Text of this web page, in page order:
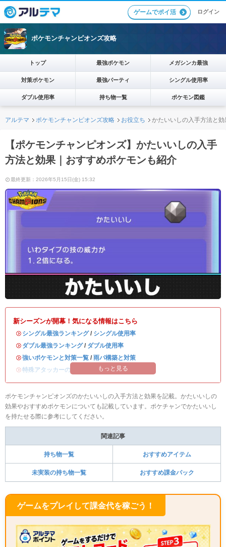
ゲームでポイ活 ログイン
ポケモンチャンピオンズ攻略
トップ 最強ポケモン メガシンカ最強
対策ポケモン 最強パーティ シングル使用率
ダブル使用率 持ち物一覧 ポケモン図鑑
アルテマ ポケモンチャンピオンズ攻略 お役立ち かたいいしの入手方法と
【ポケモンチャンピオンズ】かたいいしの入手
方法と効果｜おすすめポケモンも紹介
最終更新：2026年5月15日(金) 15:32
新シーズンが開幕！気になる情報はこちら
・ シングル最強ランキング/ シングル使用率
・ ダブル最強ランキング/ ダブル使用率
・強いポケモンと対策一覧 / 雨パ構築と対策
・特殊アタッカーのおすすめランキング
もっと見る
ポケモンチャンピオンズのかたいいしの入手方法と効果を記載。かたいいしの
効果やおすすめポケモンについても記載しています。ポケチャンでかたいいし
を持たせる際に参考にしてください。
関連記事
持ち物一覧 おすすめアイテム
未実装の持ち物一覧 おすすめ課金パック
ゲームをプレイして課金代を稼ごう！